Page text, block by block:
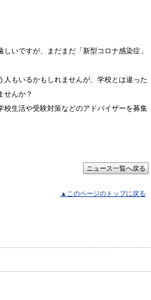
いですが、まだまだ「新型コロナ感染症」
もいるかもしれませんが、学校とは違った
せんか？
生活や受験対策などのアドバイザーを募集
▲このページのトップに戻る